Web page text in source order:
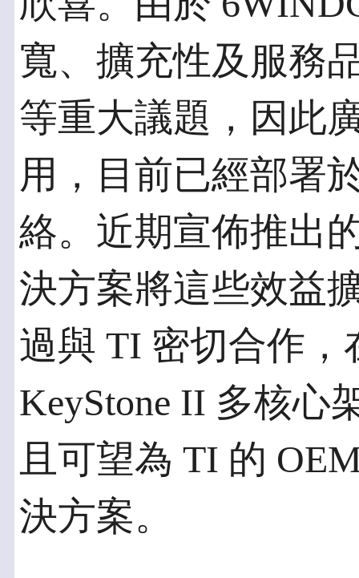
寬、擴充性及服務
等重大議題，因此
用，目前已經部署
絡。近期宣佈推出
決方案將這些效益
過與 TI 密切合作，
KeyStone II 多核心
且可望為 TI 的
決方案。